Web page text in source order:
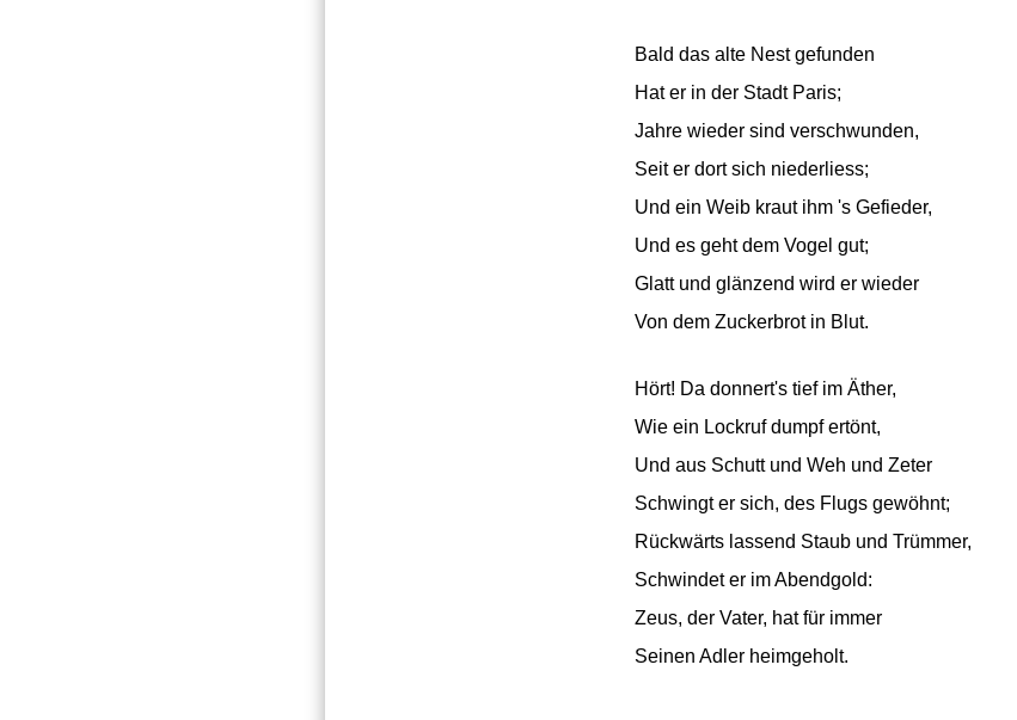
Bald das alte Nest gefunden
Hat er in der Stadt Paris;
Jahre wieder sind verschwunden,
Seit er dort sich niederliess;
Und ein Weib kraut ihm 's Gefieder,
Und es geht dem Vogel gut;
Glatt und glänzend wird er wieder
Von dem Zuckerbrot in Blut.
Hört! Da donnert's tief im Äther,
Wie ein Lockruf dumpf ertönt,
Und aus Schutt und Weh und Zeter
Schwingt er sich, des Flugs gewöhnt;
Rückwärts lassend Staub und Trümmer,
Schwindet er im Abendgold:
Zeus, der Vater, hat für immer
Seinen Adler heimgeholt.